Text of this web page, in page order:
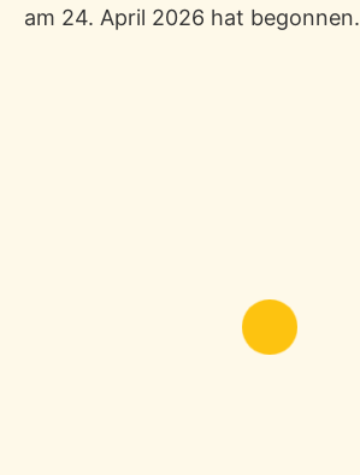
am 24. April 2026 hat begonnen.